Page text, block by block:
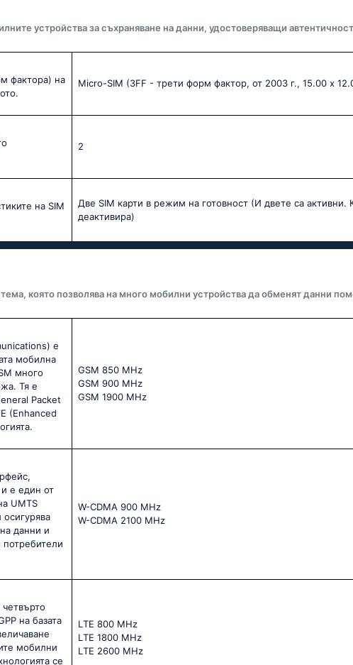
устройства за съхраняване на данни, удостоверяващи
фактора) на
Micro-SIM (3FF - трети форм фактор, от 2003 г., 15.00 x
2
на SIM
Две SIM карти в режим на готовност (И двете са активни.
деактивира)
която позволява на много мобилни устройства да обменят данни
е
мобилна
много
Тя е
Packet
(Enhanced
GSМ 850 МНz
GSМ 900 МНz
GSМ 1900 МНz
е един от
UMTS
данни и
W-CDMA 900 MHz
W-CDMA 2100 MHz
на базата
мобилни
се
LТЕ 800 МНz
LТЕ 1800 МНz
LТЕ 2600 МНz